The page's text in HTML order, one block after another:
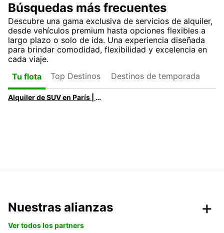
Búsquedas más frecuentes
Descubre una gama exclusiva de servicios de alquiler,
desde vehículos premium hasta opciones flexibles a
largo plazo o solo de ida. Una experiencia diseñada
para brindar comodidad, flexibilidad y excelencia en
cada viaje.
Tu flota
Top Destinos Destinos de temporada
Alquiler de SUV en París | SUV Premium y Eléctricos con Europcar
Nuestras alianzas
Ver todos los partners